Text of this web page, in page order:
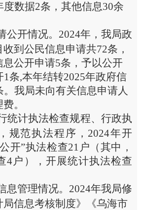
度数据2条 ，其他信息30余
公开情况。 2024年， 我局政
到公民信息申请共72条，
公开申请5条，予以公开
1条,本年结转2025年政府信
。我局未向有关信息申请人
。
统计执法检查规程、行政执
规范执法程序， 2024年开
开”执法检查21 户（其中，
4户），开展统计执法检查
息管理情况。 2024年我局修
局信息考核制度》 《乌海市